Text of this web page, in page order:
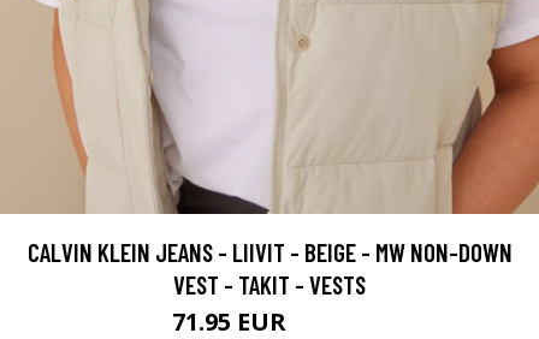
CALVIN KLEIN JEANS - LIIVIT - BEIGE - MW NON-DOWN
VEST - TAKIT - VESTS
71.95 EUR